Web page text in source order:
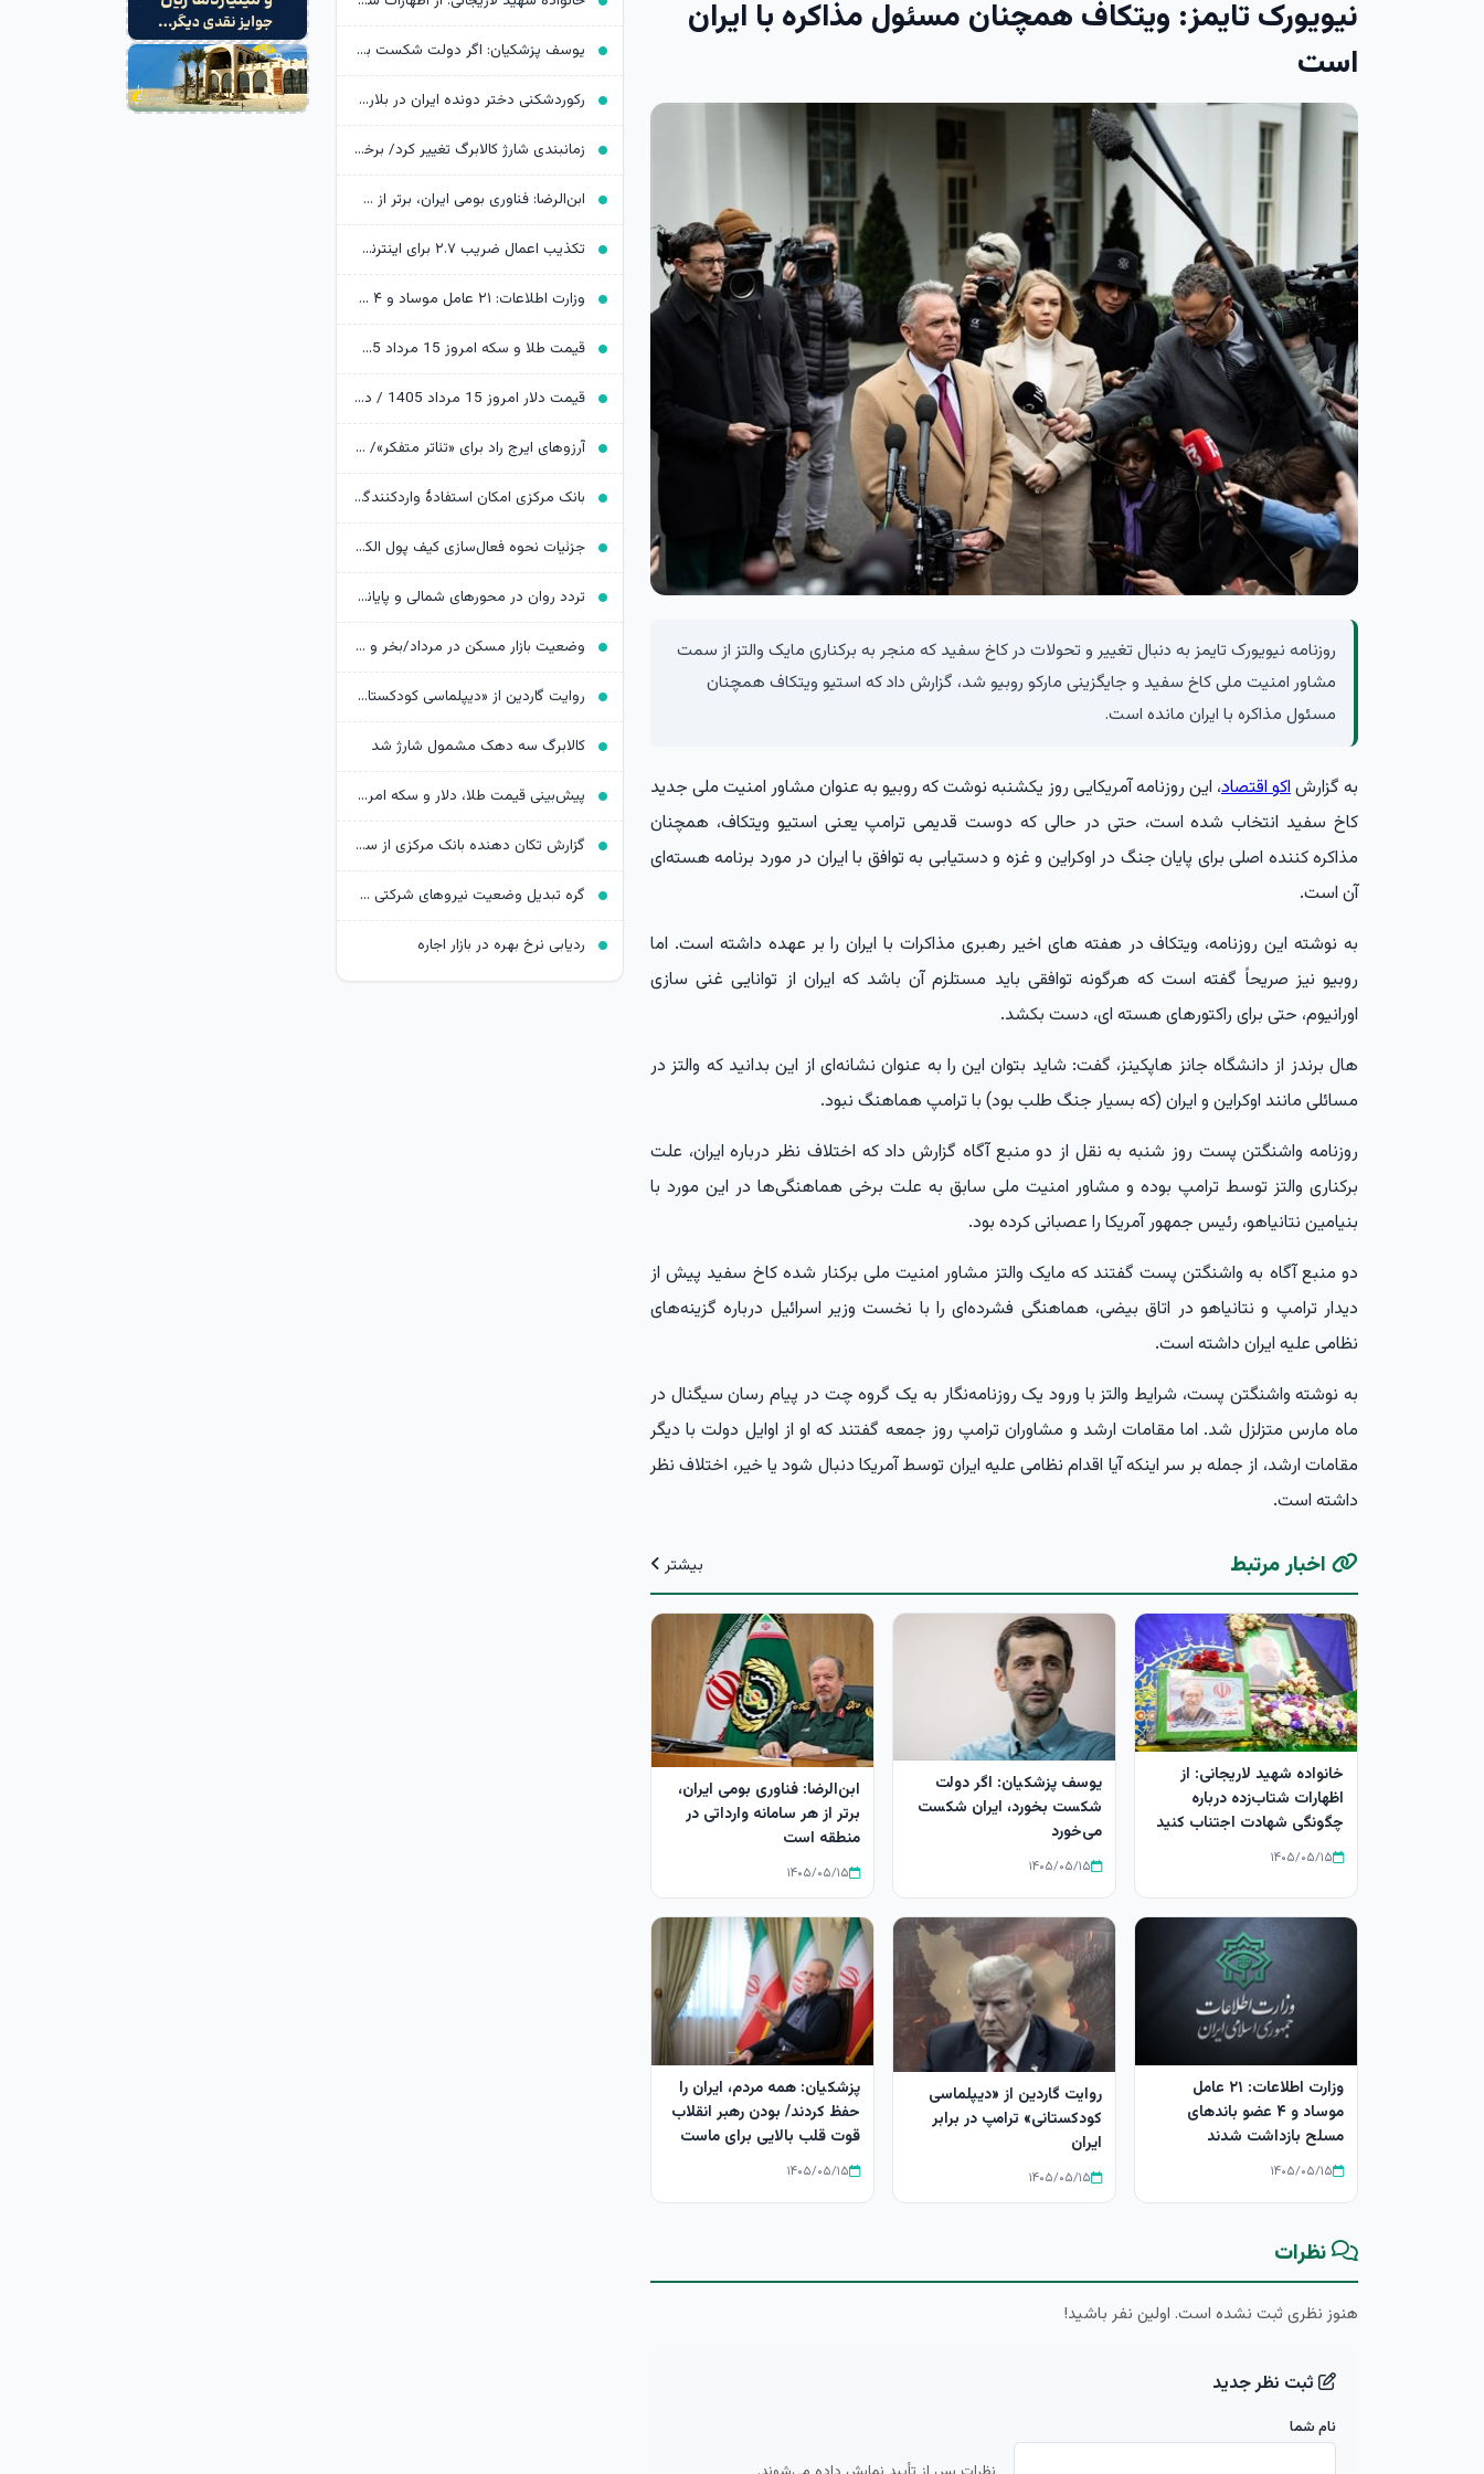
نیویورک تایمز: ویتکاف همچنان مسئول مذاکره با ایران
است
روزنامه نیویورک تایمز به دنبال تغییر و تحولات در کاخ سفید که منجر به برکناری مایک والتز از سمت
مشاور امنیت ملی کاخ سفید و جایگزینی مارکو روبیو شد، گزارش داد که استیو ویتکاف همچنان
مسئول مذاکره با ایران مانده است.
به گزارشاکو اقتصاد، این روزنامه آمریکایی روز یکشنبه نوشت که روبیو به عنوان مشاور امنیت ملی جدید
کاخ سفید انتخاب شده است، حتی در حالی که دوست قدیمی ترامپ یعنی استیو ویتکاف، همچنان
مذاکره کننده اصلی برای پایان جنگ در اوکراین و غزه و دستیابی به توافق با ایران در مورد برنامه هسته‌ای
آن است.
به نوشته این روزنامه، ویتکاف در هفته های اخیر رهبری مذاکرات با ایران را بر عهده داشته است. اما
روبیو نیز صریحاً گفته است که هرگونه توافقی باید مستلزم آن باشد که ایران از توانایی غنی سازی
اورانیوم، حتی برای راکتورهای هسته ای، دست بکشد.
هال برندز از دانشگاه جانز هاپکینز، گفت: شاید بتوان این را به عنوان نشانه‌ای از این بدانید که والتز در
مسائلی مانند اوکراین و ایران (که بسیار جنگ طلب بود) با ترامپ هماهنگ نبود.
روزنامه واشنگتن پست روز شنبه به نقل از دو منبع آگاه گزارش داد که اختلاف نظر درباره ایران، علت
برکناری والتز توسط ترامپ بوده و مشاور امنیت ملی سابق به علت برخی هماهنگی‌ها در این مورد با
بنیامین نتانیاهو، رئیس جمهور آمریکا را عصبانی کرده بود.
دو منبع آگاه به واشنگتن پست گفتند که مایک والتز مشاور امنیت ملی برکنار شده کاخ سفید پیش از
دیدار ترامپ و نتانیاهو در اتاق بیضی، هماهنگی فشرده‌ای را با نخست وزیر اسرائیل درباره گزینه‌های
نظامی علیه ایران داشته است.
به نوشته واشنگتن پست، شرایط والتز با ورود یک روزنامه‌نگار به یک گروه چت در پیام رسان سیگنال در
ماه مارس متزلزل شد. اما مقامات ارشد و مشاوران ترامپ روز جمعه گفتند که او از اوایل دولت با دیگر
مقامات ارشد، از جمله بر سر اینکه آیا اقدام نظامی علیه ایران توسط آمریکا دنبال شود یا خیر، اختلاف نظر
داشته است.
اخبار مرتبط بیشتر
خانواده شهید لاریجانی: از
اظهارات شتاب‌زده درباره
چگونگی شهادت اجتناب کنید
۱۴۰۵/۰۵/۱۵
یوسف پزشکیان: اگر دولت
شکست بخورد، ایران شکست
می‌خورد
۱۴۰۵/۰۵/۱۵
ابن‌الرضا: فناوری بومی ایران،
برتر از هر سامانه وارداتی در
منطقه است
۱۴۰۵/۰۵/۱۵
وزارت اطلاعات: ۲۱ عامل
موساد و ۴ عضو باندهای
مسلح بازداشت شدند
۱۴۰۵/۰۵/۱۵
روایت گاردین از «دیپلماسی
کودکستانی» ترامپ در برابر
ایران
۱۴۰۵/۰۵/۱۵
پزشکیان: همه مردم، ایران را
حفظ کردند/ بودن رهبر انقلاب
قوت قلب بالایی برای ماست
۱۴۰۵/۰۵/۱۵
نظرات
هنوز نظری ثبت نشده است. اولین نفر باشید!
ثبت نظر جدید
نام شما
یوسف پزشکیان: اگر دولت شکست بخورد، ایران شکست می‌خورد
رکوردشکنی دختر دونده ایران در بلاروس
زمانبندی شارژ کالابرگ تغییر کرد/ برخی خانوارها اعتبار را ماه بعد دریافت می‌کنند
ابن‌الرضا: فناوری بومی ایران، برتر از هر سامانه وارداتی در منطقه است
تکذیب اعمال ضریب ۲.۷ برای اینترنت بین‌الملل از سوی سازمان تنظیم مقررات
وزارت اطلاعات: ۲۱ عامل موساد و ۴ عضو باندهای مسلح بازداشت شدند
قیمت طلا و سکه امروز 15 مرداد 1405/ فرمان بازار طلا به دست اونس جهانی افتاد
قیمت دلار امروز 15 مرداد 1405 / دلار ۴ هزار تومان ریخت
آرزوهای ایرج راد برای «تئاتر متفکر»/ «آبجی‌ها و آقاجان» روی صحنه می‌رود
بانک مرکزی امکان استفادۀ واردکنندگان دارو از اوراق گام را تا پایان امسال تمدید کرد
جزئیات نحوه فعال‌سازی کیف پول الکترونیک
تردد روان در محورهای شمالی و پایانه‌های مرزی اربعین
وضعیت بازار مسکن در مرداد/بخر و بفروش‌ها دست از کار کشیدند
روایت گاردین از «دیپلماسی کودکستانی» ترامپ در برابر ایران
کالابرگ سه دهک مشمول شارژ شد
پیش‌بینی قیمت طلا، دلار و سکه امروز 15 مرداد 1405/ بازار منتظر مذاکرات تنگه هرمز
گزارش تکان‌ دهنده بانک مرکزی از سفره ایرانی‌ها؛ تورم چگونه فقرا را فقیرتر کرد؟
گره تبدیل وضعیت نیروهای شرکتی / قانون مانع است یا پیمانکاران؟
ردیابی نرخ بهره در بازار اجاره